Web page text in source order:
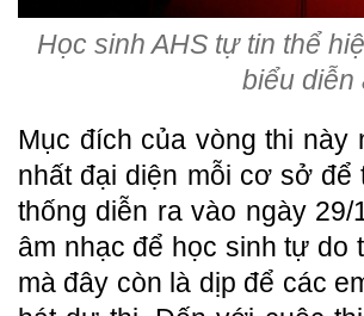
Học sinh AHS tự tin thể
biểu diễn
Mục đích của vòng thi này
nhất đại diện mỗi cơ sở để
thống diễn ra vào ngày
âm nhạc để học sinh tự do
mà đây còn là dịp để các